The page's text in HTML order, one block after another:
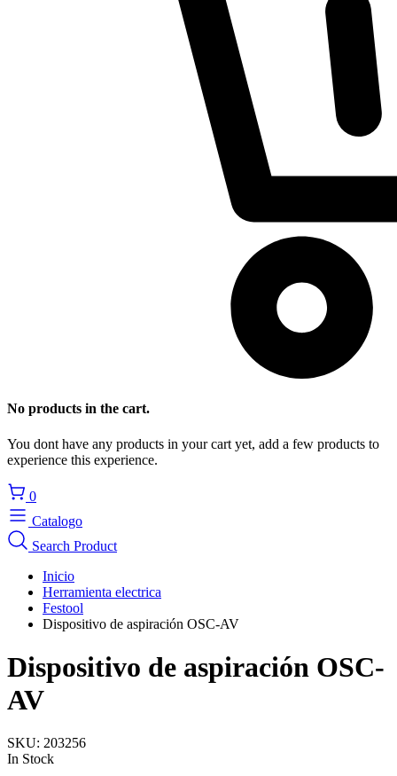
No products in the cart.
You dont have any products in your cart yet, add a few products to
experience this experience.
0
Catalogo
Search Product
Inicio
Herramienta electrica
Festool
Dispositivo de aspiración OSC-AV
Dispositivo de aspiración OSC-
AV
SKU: 203256
In Stock